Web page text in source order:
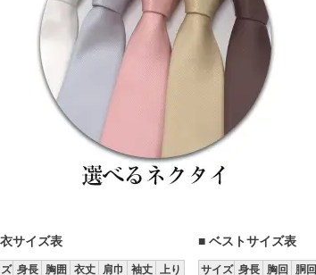
サイズ表
身長 胸囲 衣丈 肩巾 袖丈 上り
■ ベストサイズ表
サイズ 身長 胸回 胴回